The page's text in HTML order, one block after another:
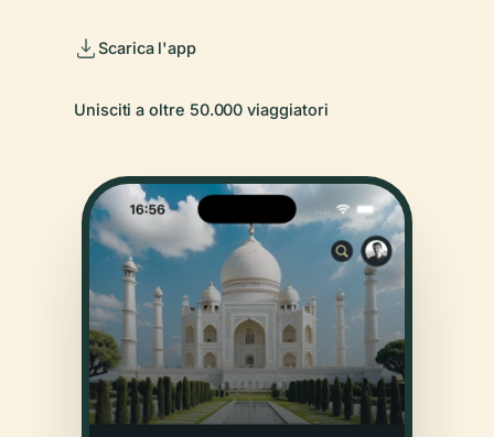
Scarica l'app
Unisciti a oltre 50.000 viaggiatori